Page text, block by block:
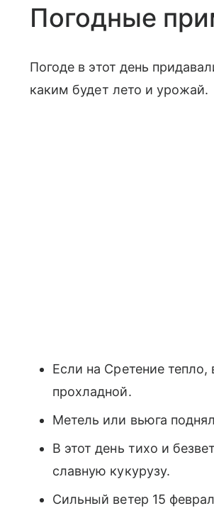
Погодные
Погоде в этот день
каким будет лето и урожай.
Если на Сретение
прохладной.
Метель или вьюга
В этот день тихо и
славную кукурузу.
Сильный ветер 15